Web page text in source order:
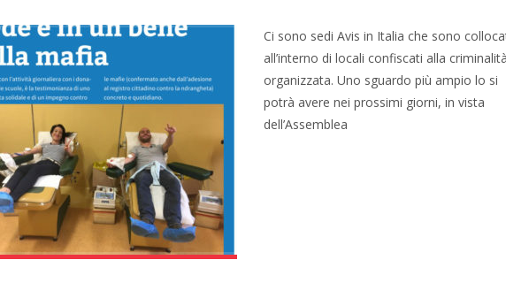
Ci sono sedi Avis in Italia che sono
all’interno di locali confiscati alla criminalità
organizzata. Uno sguardo più ampio lo si
potrà avere nei prossimi giorni, in vista
dell’Assemblea